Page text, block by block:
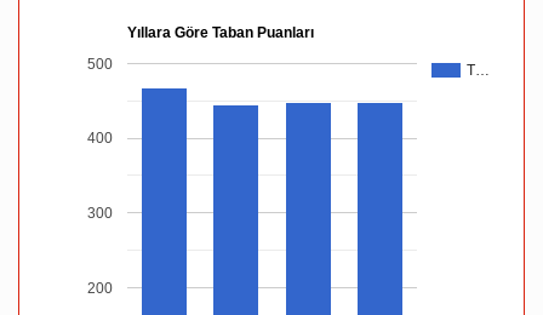
Yıllara Göre Taban Puanları
T…
200
300
400
500